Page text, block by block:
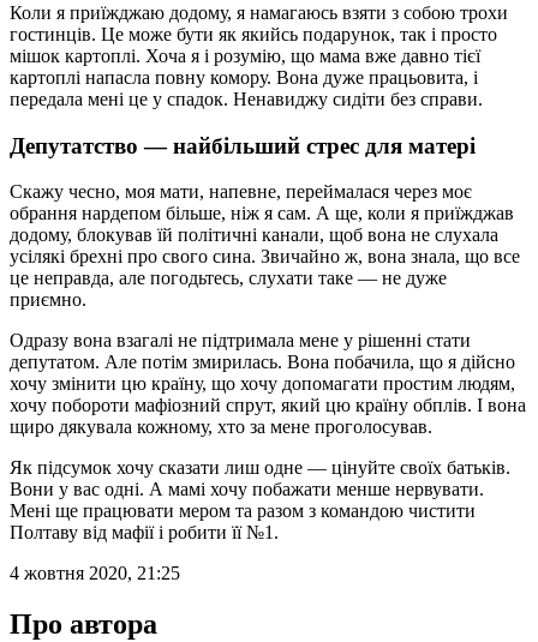
Коли я приїжджаю додому, я намагаюсь взяти з собою трохи
гостинців. Це може бути як якийсь подарунок, так і просто
мішок картоплі. Хоча я і розумію, що мама вже давно тієї
картоплі напасла повну комору. Вона дуже працьовита, і
передала мені це у спадок. Ненавиджу сидіти без справи.
Депутатство — найбільший стрес для матері
Скажу чесно, моя мати, напевне, переймалася через моє
обрання нардепом більше, ніж я сам. А ще, коли я приїжджав
додому, блокував їй політичні канали, щоб вона не слухала
усілякі брехні про свого сина. Звичайно ж, вона знала, що все
це неправда, але погодьтесь, слухати таке — не дуже
приємно.
Одразу вона взагалі не підтримала мене у рішенні стати
депутатом. Але потім змирилась. Вона побачила, що я дійсно
хочу змінити цю країну, що хочу допомагати простим людям,
хочу побороти мафіозний спрут, який цю країну обплів. І вона
щиро дякувала кожному, хто за мене проголосував.
Як підсумок хочу сказати лиш одне — цінуйте своїх батьків.
Вони у вас одні. А мамі хочу побажати менше нервувати.
Мені ще працювати мером та разом з командою чистити
Полтаву від мафії і робити її №1.
4 жовтня 2020, 21:25
Про автора